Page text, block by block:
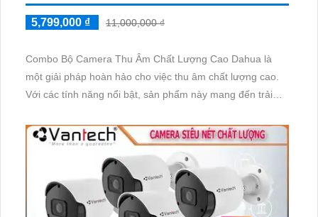
5,799,000 ₫ 11,000,000 ₫
Combo Bộ Camera Thu Âm Chất Lượng Cao Dahua là
một giải pháp hoàn hảo cho việc thu âm chất lượng cao.
Với các tính năng nổi bật, sản phẩm này mang đến trải
Sản phẩm được trang bị công nghệ tiên tiến như micro
chất lượng cao, công suất lớn, khả năng giảm nhiễu tốt và
khả năng tái tạo âm thanh chính xác